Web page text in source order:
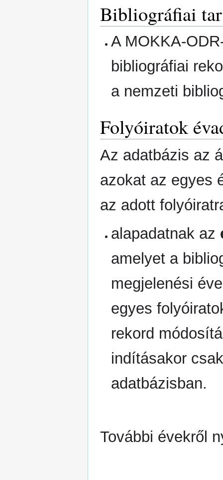
Bibliográfiai
A MOKKA-
bibliográfiai
a nemzeti
Folyóiratok
Az adatbázis az
azokat az egyes
az adott
alapadatnak az
amelyet a
megjelenési
egyes
rekord
indításakor
adatbázisban.
További évekről